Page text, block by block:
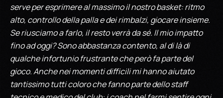
serve per esprimere al massimo il nostro basket: ritmo
alto, controllo della palla e dei rimbalzi, giocare insieme.
Se riusciamo a farlo, il resto verrà da sé. Il mio impatto
fino ad oggi? Sono abbastanza contento, al di là di
qualche infortunio frustrante che però fa parte del
gioco. Anche nei momenti difficili mi hanno aiutato
tantissimo tutti coloro che fanno parte dello staff